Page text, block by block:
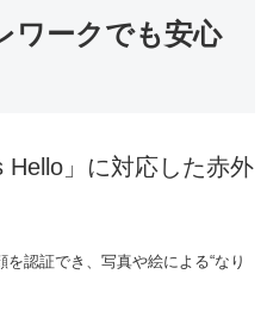
ワークでも安心
Hello」に対応した赤外
認証でき、写真や絵による“なり